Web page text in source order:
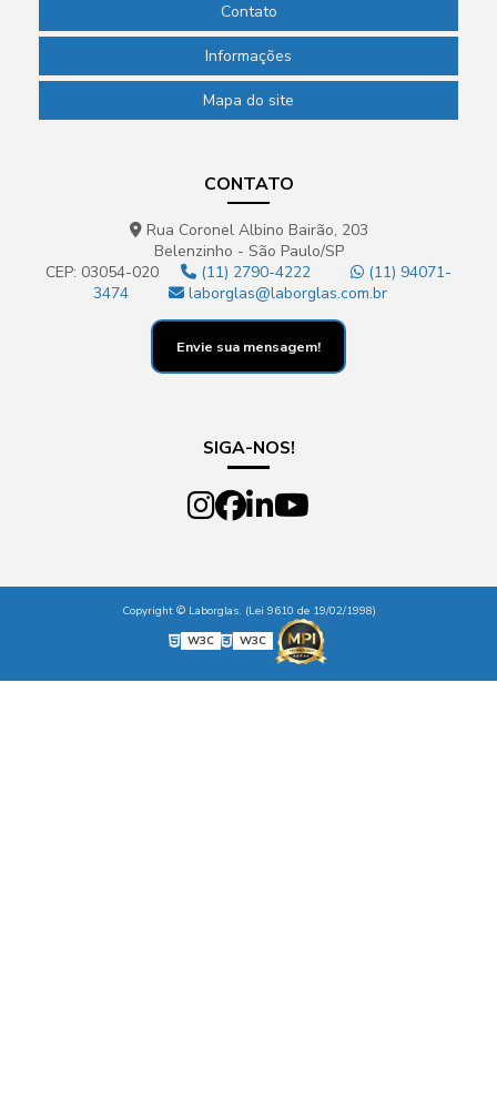
Contato
Informações
Mapa do site
CONTATO
Rua Coronel Albino Bairão, 203
Belenzinho - São Paulo/SP
CEP: 03054-020
(11) 2790-4222
(11) 94071-
3474
laborglas@laborglas.com.br
Envie sua mensagem!
SIGA-NOS!
Copyright © Laborglas. (Lei 9610 de 19/02/1998)
W3C
W3C